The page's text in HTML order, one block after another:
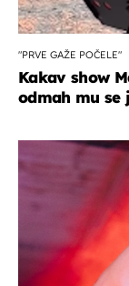
"PRVE GAŽE POČELE"
Kakav show
odmah mu